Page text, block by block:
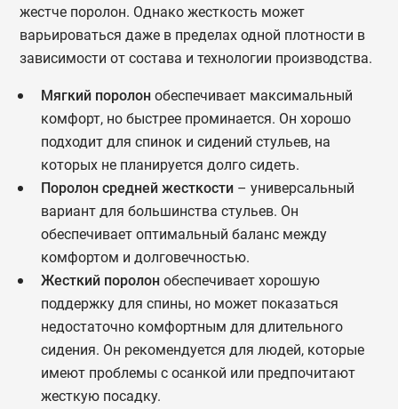
жестче поролон. Однако жесткость может
варьироваться даже в пределах одной плотности в
зависимости от состава и технологии производства.
Мягкий поролонобеспечивает максимальный
комфорт, но быстрее проминается. Он хорошо
подходит для спинок и сидений стульев, на
которых не планируется долго сидеть.
Поролон средней жесткости – универсальный
вариант для большинства стульев. Он
обеспечивает оптимальный баланс между
комфортом и долговечностью.
Жесткий поролонобеспечивает хорошую
поддержку для спины, но может показаться
недостаточно комфортным для длительного
сидения. Он рекомендуется для людей, которые
имеют проблемы с осанкой или предпочитают
жесткую посадку.